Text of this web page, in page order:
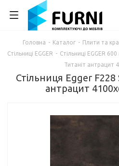
Головна - Каталог - Плити та
Стільниці EGGER - Стільниці EGGER
Титаніт антрацит
Стільниця Egger F228
антрацит